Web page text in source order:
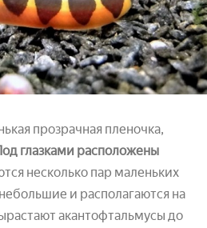
прозрачная пленочка,
глазками расположены
несколько пар маленьких
и располагаются на
акантофтальмусы до